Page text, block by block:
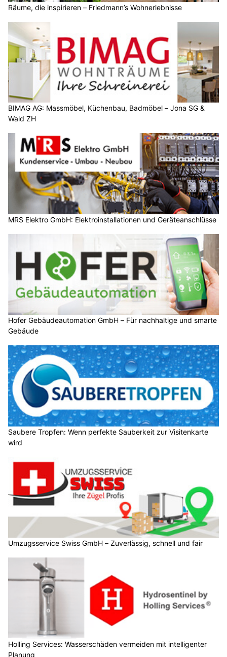
Räume, die inspirieren – Friedmann’s Wohnerlebnisse
BIMAG AG: Massmöbel, Küchenbau, Badmöbel – Jona SG &
Wald ZH
MRS Elektro GmbH: Elektroinstallationen und Geräteanschlüsse
Hofer Gebäudeautomation GmbH – Für nachhaltige und smarte
Gebäude
Saubere Tropfen: Wenn perfekte Sauberkeit zur Visitenkarte
wird
Umzugsservice Swiss GmbH – Zuverlässig, schnell und fair
Holling Services: Wasserschäden vermeiden mit intelligenter
Planung